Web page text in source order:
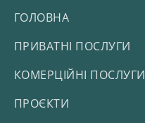
ГОЛОВНА
ПРИВАТНІ ПОСЛУГИ
КОМЕРЦІЙНІ ПОСЛУГИ
ПРОЄКТИ